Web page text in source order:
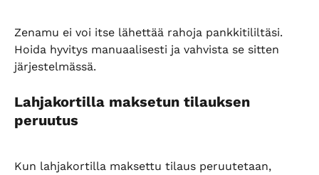
Zenamu ei voi itse lähettää rahoja pankkitililtäsi.
Hoida hyvitys manuaalisesti ja vahvista se sitten
järjestelmässä.
Lahjakortilla maksetun tilauksen
peruutus
Kun lahjakortilla maksettu tilaus peruutetaan,